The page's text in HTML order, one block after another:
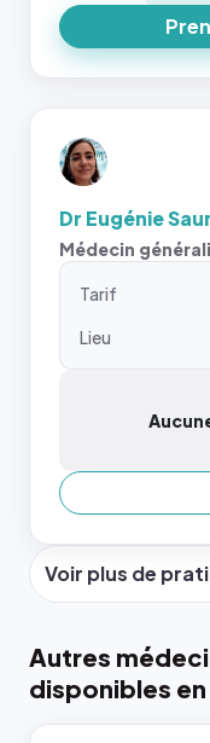
Dr Eugénie
Médecin
Tarif
Lieu
Voir plus de
Autres
disponibles